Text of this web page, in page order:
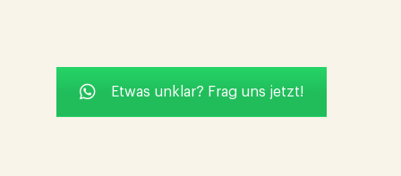
Etwas unklar? Frag uns jetzt!